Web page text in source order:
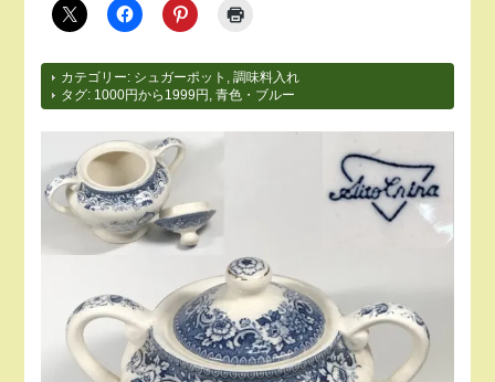
カテゴリー: シュガーポット ,調味料入れ
タグ: 1000円から1999円 ,青色・ブルー